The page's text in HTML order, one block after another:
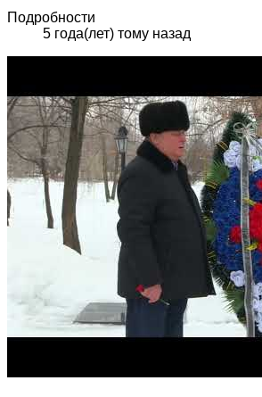
Подробности
5 года(лет) тому назад